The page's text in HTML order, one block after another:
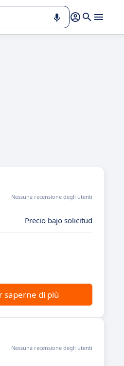
Nessuna recensione degli utenti
Precio bajo solicitud
saperne di più
Nessuna recensione degli utenti